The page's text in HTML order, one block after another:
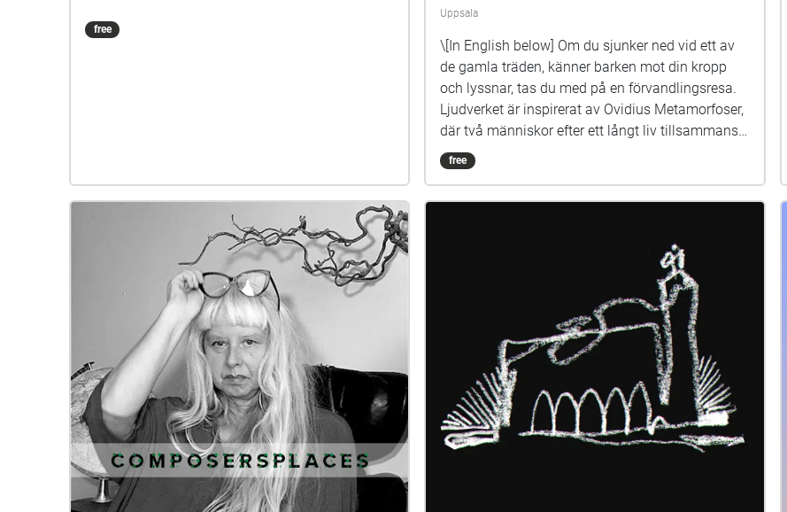
free
Uppsala
\[In English below] Om du sjunker ned vid ett av
de gamla träden, känner barken mot din kropp
och lyssnar, tas du med på en förvandlingsresa.
Ljudverket är inspirerat av Ovidius Metamorfoser,
där två människor efter ett långt liv tillsammans
får sin önskan uppfylld – att få dö samtidigt så
en av dem inte behöver begrava den andra.
fotosyntes och små organismer i vår närhet.
Verket är en meditation över vänskap, sorg, kärlek
och att välkomna det omvälvande. För bästa
ljudkvalité rekommenderas att du laddar ned
ljudet istället för att streama och använder bra
hörlurar. Ljudet triggas av din GPS-position och
går att höra när du befinner dig i fälten som syns
på kartan. Börja i cirkeln utanför Hammarskogs
herrgården i Hammarskogs naturreservat utanför
Uppsala. Verket är på engelska och cirka 10
free